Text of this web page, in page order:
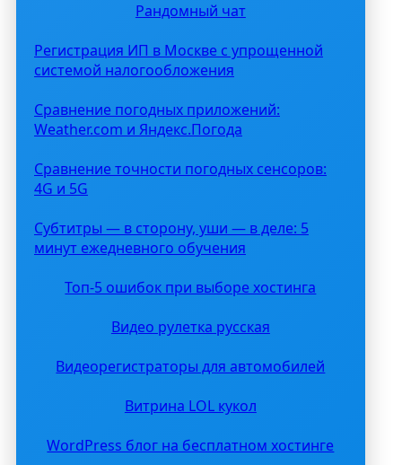
Рандомный чат
Регистрация ИП в Москве с упрощенной
системой налогообложения
Сравнение погодных приложений:
Weather.com и Яндекс.Погода
Сравнение точности погодных сенсоров:
4G и 5G
Субтитры — в сторону, уши — в деле: 5
минут ежедневного обучения
Топ-5 ошибок при выборе хостинга
Видео рулетка русская
Видеорегистраторы для автомобилей
Витрина LOL кукол
WordPress блог на бесплатном хостинге